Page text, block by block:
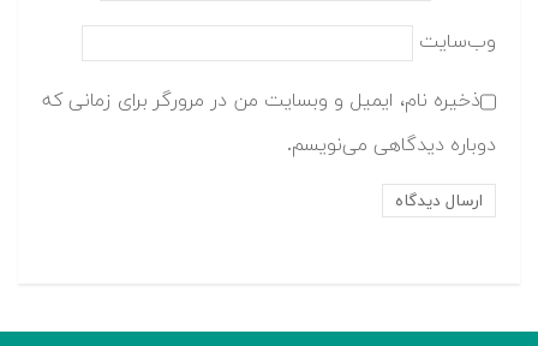
وب‌سایت
ذخیره نام، ایمیل و وبسایت من در مرورگر برای زمانی که
دوباره دیدگاهی می‌نویسم.